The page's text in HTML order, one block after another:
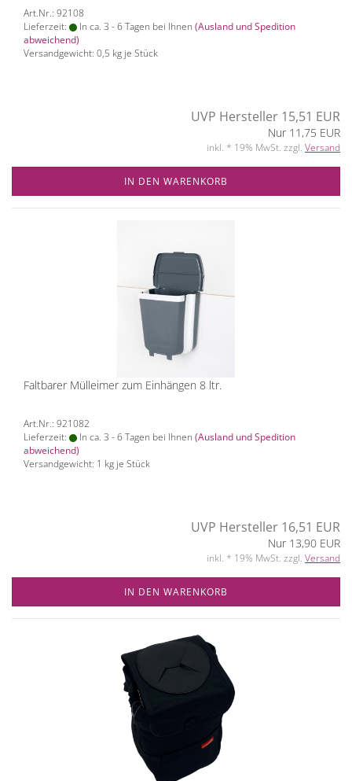
Art.Nr.: 92108
Lieferzeit:
In ca. 3 - 6 Tagen bei Ihnen (Ausland und Spedition
abweichend)
Versandgewicht: 0,5 kg je Stück
UVP Hersteller 15,51 EUR
Nur 11,75 EUR
inkl. * 19% MwSt. zzgl. Versand
IN DEN WARENKORB
Faltbarer Mülleimer zum Einhängen 8 ltr.
Art.Nr.: 921082
Lieferzeit:
In ca. 3 - 6 Tagen bei Ihnen (Ausland und Spedition
abweichend)
Versandgewicht: 1 kg je Stück
UVP Hersteller 16,51 EUR
Nur 13,90 EUR
inkl. * 19% MwSt. zzgl. Versand
IN DEN WARENKORB